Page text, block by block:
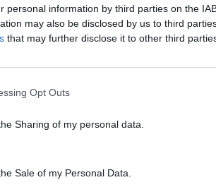
personal information by third parties on the
may also be disclosed by us to third
that may further disclose it to other third
Opt Outs
Sharing of my personal data.
Sale of my Personal Data.